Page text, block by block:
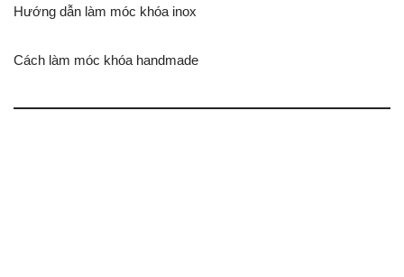
Hướng dẫn làm móc khóa inox
Cách làm móc khóa handmade